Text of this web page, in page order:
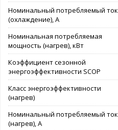
Номинальный потребляемый ток
(охлаждение), А
Номинальная потребляемая
мощность (нагрев), кВт
Коэффициент сезонной
энергоэффективности SCOP
Класс энергоэффективности
(нагрев)
Номинальный потребляемый ток
(нагрев), А